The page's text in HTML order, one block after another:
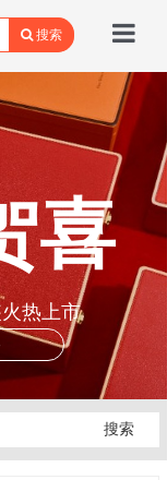
搜索
首页
品牌馆
所有商
关于野
野城动
联系我
喜
热上市
搜索